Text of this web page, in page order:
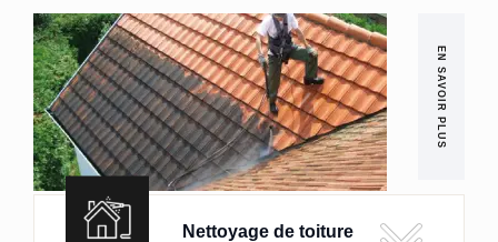
EN SAVOIR PLUS
Nettoyage de toiture